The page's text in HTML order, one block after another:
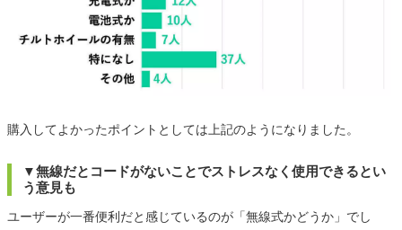
購入してよかったポイントとしては上記のようになりました。
▼無線だとコードがないことでストレスなく使用できるとい
う意見も
ユーザーが一番便利だと感じているのが「無線式かどうか」でし